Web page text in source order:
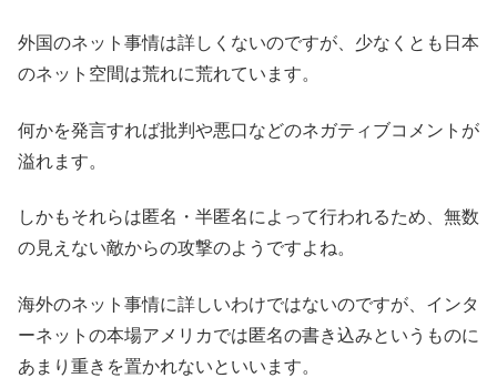
外国のネット事情は詳しくないのですが、少なくとも日本
のネット空間は荒れに荒れています。
何かを発言すれば批判や悪口などのネガティブコメントが
溢れます。
しかもそれらは匿名・半匿名によって行われるため、無数
の見えない敵からの攻撃のようですよね。
海外のネット事情に詳しいわけではないのですが、インタ
ーネットの本場アメリカでは匿名の書き込みというものに
あまり重きを置かれないといいます。